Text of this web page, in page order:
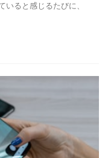
ると感じるたびに、